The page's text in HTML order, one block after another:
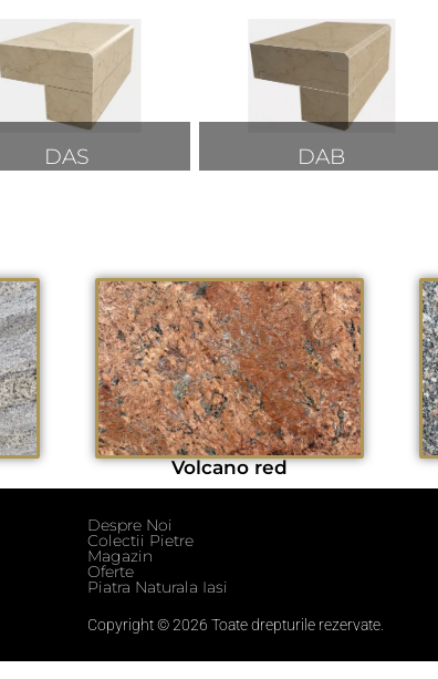
DAS DAB
Volcano red
Despre Noi
Colectii Pietre
Magazin
Oferte
Piatra Naturala Iasi
Copyright © 2026 Toate drepturile rezervate.